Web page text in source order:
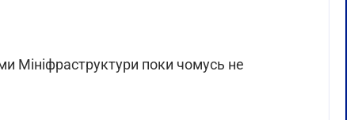
Мініфраструктури поки чомусь не